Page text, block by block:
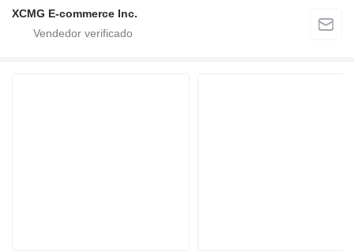
XCMG E-commerce Inc.